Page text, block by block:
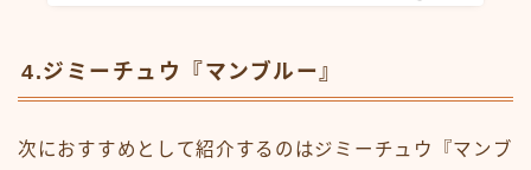
4.ジミーチュウ『マンブルー』
次におすすめとして紹介するのはジミーチュウ『マンブ